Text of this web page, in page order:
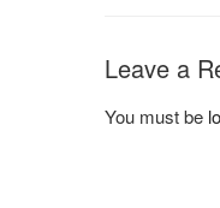
Leave a
You must be